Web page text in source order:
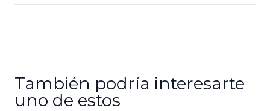
También podría interesarte
uno de estos